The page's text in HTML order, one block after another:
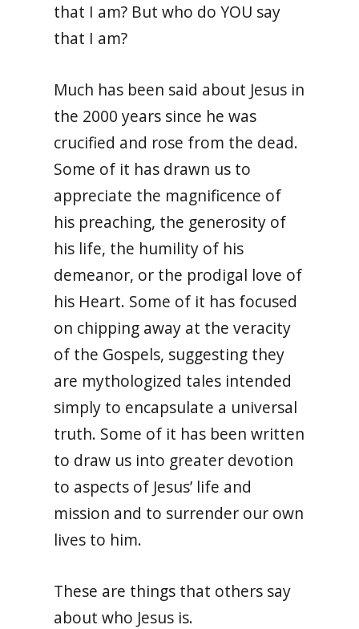
that I am? But who do YOU say
that I am?
Much has been said about Jesus in
the 2000 years since he was
crucified and rose from the dead.
Some of it has drawn us to
appreciate the magnificence of
his preaching, the generosity of
his life, the humility of his
demeanor, or the prodigal love of
his Heart. Some of it has focused
on chipping away at the veracity
of the Gospels, suggesting they
are mythologized tales intended
simply to encapsulate a universal
truth. Some of it has been written
to draw us into greater devotion
to aspects of Jesus’ life and
mission and to surrender our own
lives to him.
These are things that others say
about who Jesus is.